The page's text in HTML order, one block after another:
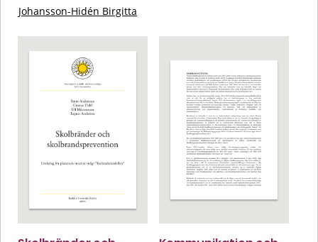
Johansson-Hidén Birgitta